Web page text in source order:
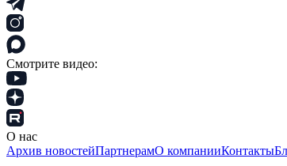
Смотрите видео:
О нас
Архив новостейПартнерамО компанииКонтакты